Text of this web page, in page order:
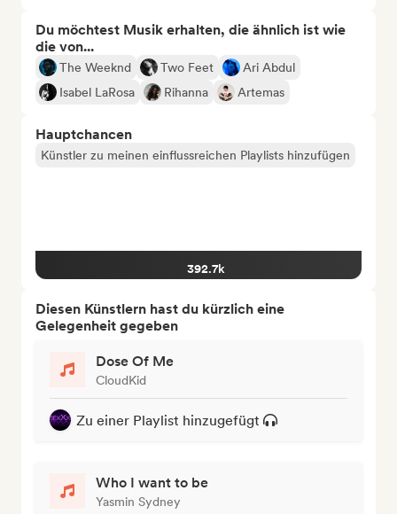
Du möchtest Musik erhalten, die ähnlich ist wie
die von...
The Weeknd Two Feet
Ari Abdul
Isabel LaRosa
Rihanna Artemas
Hauptchancen
Künstler zu meinen einflussreichen Playlists hinzufügen
392.7k
Diesen Künstlern hast du kürzlich eine
Gelegenheit gegeben
Dose Of Me
CloudKid
Zu einer Playlist hinzugefügt
Who I want to be
Yasmin Sydney